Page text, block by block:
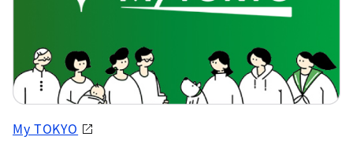
My TOKYO